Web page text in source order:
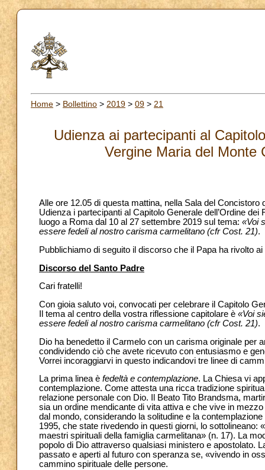
Home > Bollettino > 2019 > 09 > 21
Udienza ai partecipanti al
Vergine Maria del Monte
Alle ore 12.05 di questa mattina, nella Sala del
Udienza i partecipanti al Capitolo Generale dell’Ordine
luogo a Roma dal 10 al 27 settembre 2019 sul tema: «Voi
essere fedeli al nostro carisma carmelitano (cfr Cost. 21).
Pubblichiamo di seguito il discorso che il Papa ha rivolto
Discorso del Santo Padre
Cari fratelli!
Con gioia saluto voi, convocati per celebrare il Capitolo
Il tema al centro della vostra riflessione capitolare è «Voi
essere fedeli al nostro carisma carmelitano (cfr Cost. 21).
Dio ha benedetto il Carmelo con un carisma originale per
condividendo ciò che avete ricevuto con entusiasmo e
Vorrei incoraggiarvi in questo indicandovi tre linee di
La prima linea è fedeltà e contemplazione. La Chiesa vi
contemplazione. Come attesta una ricca tradizione
relazione personale con Dio. Il Beato Tito Brandsma,
sia un ordine mendicante di vita attiva e che vive in
dal mondo, considerando la solitudine e la
1995, che state rivedendo in questi giorni, lo
maestri spirituali della famiglia carmelitana» (n. 17). La
popolo di Dio attraverso qualsiasi ministero e apostolato.
passato e aperti al futuro con speranza se, «vivendo in
cammino spirituale delle persone.